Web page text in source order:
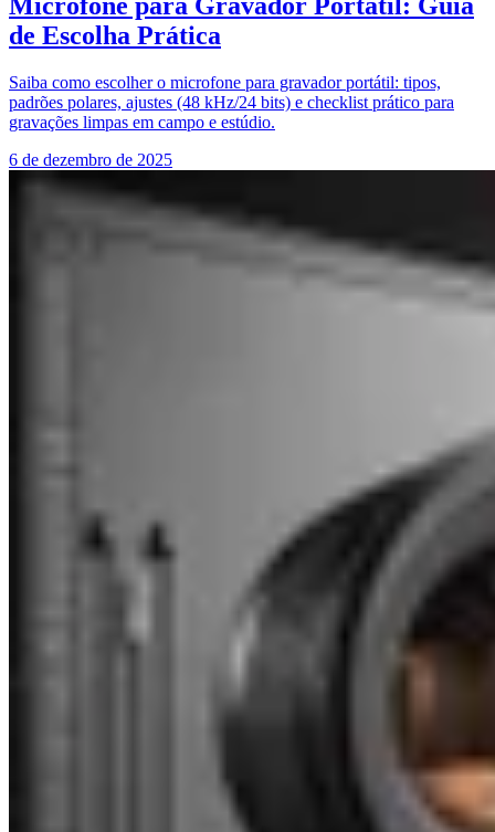
de Escolha Prática
Saiba como escolher o microfone para gravador portátil: tipos,
padrões polares, ajustes (48 kHz/24 bits) e checklist prático para
gravações limpas em campo e estúdio.
6 de dezembro de 2025